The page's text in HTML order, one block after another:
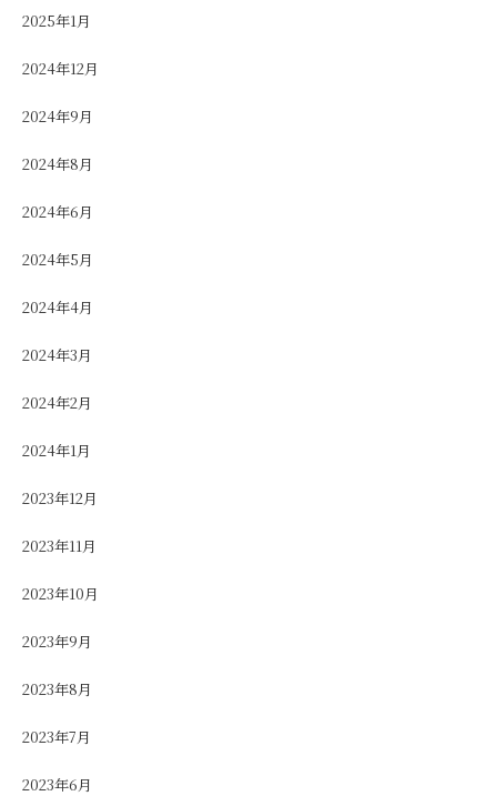
2025年1月
2024年12月
2024年9月
2024年8月
2024年6月
2024年5月
2024年4月
2024年3月
2024年2月
2024年1月
2023年12月
2023年11月
2023年10月
2023年9月
2023年8月
2023年7月
2023年6月